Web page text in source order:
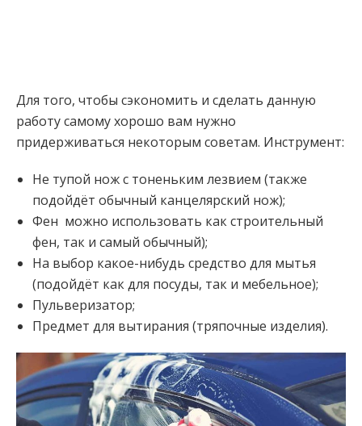
Для того, чтобы сэкономить и сделать данную
работу самому хорошо вам нужно
придерживаться некоторым советам. Инструмент:
Не тупой нож с тоненьким лезвием (также
подойдёт обычный канцелярский нож);
Фен можно использовать как строительный
фен, так и самый обычный);
На выбор какое-нибудь средство для мытья
(подойдёт как для посуды, так и мебельное);
Пульверизатор;
Предмет для вытирания (тряпочные изделия).